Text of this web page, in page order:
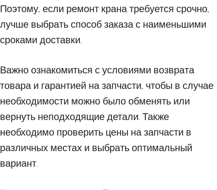
Поэтому, если ремонт крана требуется срочно,
лучше выбрать способ заказа с наименьшими
сроками доставки.
Важно ознакомиться с условиями возврата
товара и гарантией на запчасти, чтобы в случае
необходимости можно было обменять или
вернуть неподходящие детали. Также
необходимо проверить цены на запчасти в
различных местах и выбрать оптимальный
вариант.